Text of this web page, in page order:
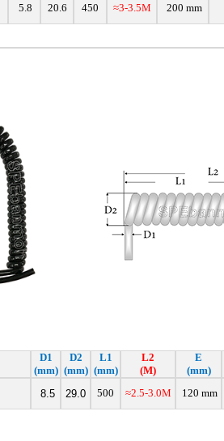
5.8 20.6 450 ≈3-3.5M 200 mm
D1
(mm)
D2
(mm)
L1
(mm)
L2
(M)
E
(mm)
8.5 29.0 500 ≈2.5-3.0M 120 mm